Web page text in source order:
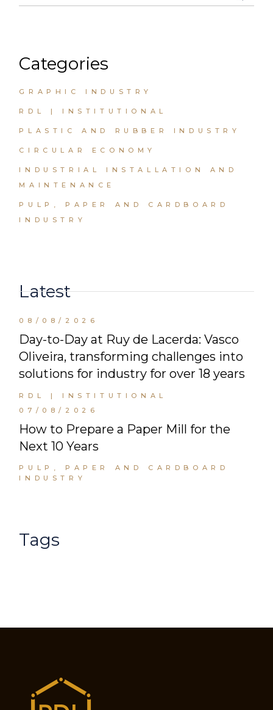
Categories
GRAPHIC INDUSTRY
RDL | INSTITUTIONAL
PLASTIC AND RUBBER INDUSTRY
CIRCULAR ECONOMY
INDUSTRIAL INSTALLATION AND
MAINTENANCE
PULP, PAPER AND CARDBOARD
INDUSTRY
Latest
08/08/2026
Day-to-Day at Ruy de Lacerda: Vasco
Oliveira, transforming challenges into
solutions for industry for over 18 years
RDL | INSTITUTIONAL
07/08/2026
How to Prepare a Paper Mill for the
Next 10 Years
PULP, PAPER AND CARDBOARD
INDUSTRY
Tags